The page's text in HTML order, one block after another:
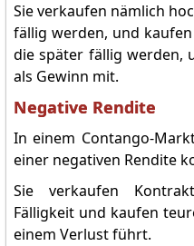
Sie verkaufen nämlich
fällig werden, und
die später fällig werden,
als Gewinn mit.
Negative Rendite
In einem Contango-
einer negativen Rendite
Sie verkaufen
Fälligkeit und kaufen
einem Verlust führt.